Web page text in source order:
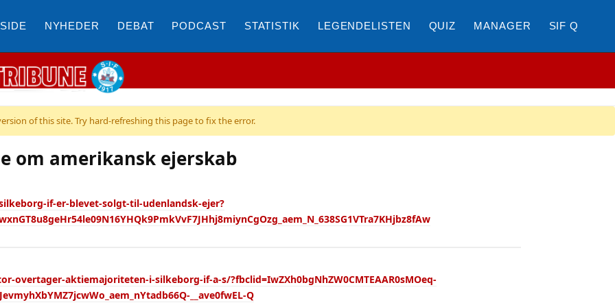
NYHEDER DEBAT PODCAST STATISTIK LEGENDELISTEN QUIZ MANAGER SIF Q
of this site. Try hard-refreshing this page to fix the error.
om amerikansk ejerskab
if-er-blevet-solgt-til-udenlandsk-ejer?
aktiemajoriteten-i-silkeborg-if-a-s/?fbclid=IwZXh0bgNhZW0CMTEAAR0sMOeq-
__ave0fwEL-Q